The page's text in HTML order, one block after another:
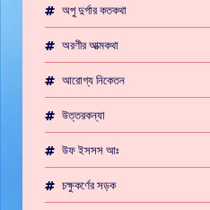
অপু দুর্গার কতকথা
অরণীর আত্মকথা
আরোগ্য নিকেতন
উত্তরকন্যা
উফ ইসসস আঃ
চক্ষুকর্ণের সড়ক